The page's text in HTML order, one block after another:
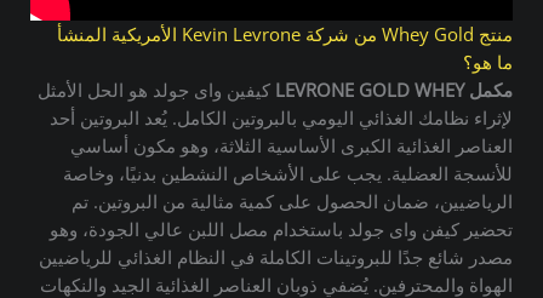
منتج Whey Gold من شركة Kevin Levrone الأمريكية المنشأ
ما هو؟
مكمل LEVRONE GOLD WHEY
كيفين واى جولد هو الحل الأمثل
لإثراء نظامك الغذائي اليومي بالبروتين الكامل. يُعد البروتين أحد
العناصر الغذائية الكبرى الأساسية الثلاثة، وهو مكون أساسي
للأنسجة العضلية. يجب على الأشخاص النشطين بدنيًا، وخاصة
الرياضيين، ضمان الحصول على كمية مثالية من البروتين. تم
تحضير كيفن واى جولد باستخدام مصل اللبن عالي الجودة، وهو
مصدر شائع جدًا للبروتينات الكاملة في النظام الغذائي للرياضيين
الهواة والمحترفين. يُضفي ذوبان العناصر الغذائية الجيد والنكهات